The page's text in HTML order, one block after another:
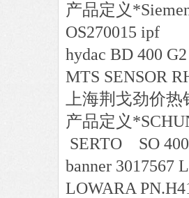
产品定义
OS270015 ipf
hydac BD 400
MTS SENSOR
上海荆戈劲价
产品定义
SERTO SO
banner 3017567
LOWARA